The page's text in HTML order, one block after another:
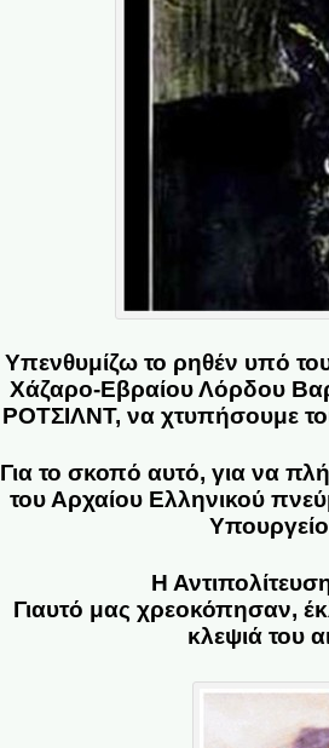
Υπενθυμίζω το ρηθέν υπό
Χάζαρο-Εβραίου Λόρδου
ΡΟΤΣΙΛΝΤ, να χτυπήσουμε
Για το σκοπό αυτό, για να
του Αρχαίου Ελληνικού
Η
Γιαυτό μας χρεοκόπησαν,
κλεψιά του